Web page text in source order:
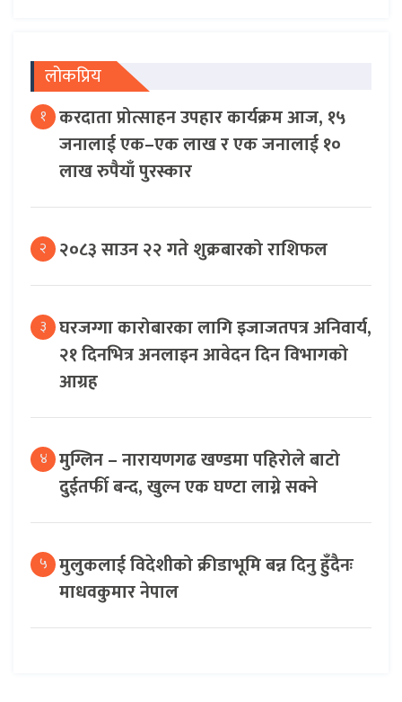
लोकप्रिय
१ करदाता प्रोत्साहन उपहार कार्यक्रम आज, १५
जनालाई एक–एक लाख र एक जनालाई १०
लाख रुपैयाँ पुरस्कार
२ २०८३ साउन २२ गते शुक्रबारको राशिफल
३ घरजग्गा कारोबारका लागि इजाजतपत्र अनिवार्य,
२१ दिनभित्र अनलाइन आवेदन दिन विभागको
आग्रह
४ मुग्लिन – नारायणगढ खण्डमा पहिरोले बाटो
दुईतर्फी बन्द, खुल्न एक घण्टा लाग्ने सक्ने
५ मुलुकलाई विदेशीको क्रीडाभूमि बन्न दिनु हुँदैनः
माधवकुमार नेपाल